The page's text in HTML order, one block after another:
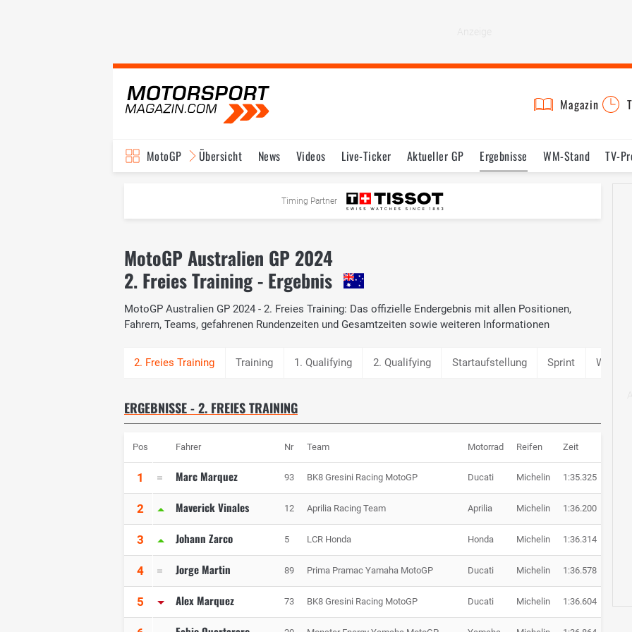
Magazin
MotoGP Übersicht News Videos Live-Ticker Aktueller GP Ergebnisse WM-Stand TV-
Testfahrten Reglement
Timing Partner
MotoGP Australien GP 2024
2. Freies Training - Ergebnis
MotoGP Australien GP 2024 - 2. Freies Training: Das offizielle Endergebnis mit allen Positionen,
Fahrern, Teams, gefahrenen Rundenzeiten und Gesamtzeiten sowie weiteren Informationen
Training 1. Qualifying 2. Qualifying Startaufstellung Sprint Warm
ERGEBNISSE - 2. FREIES TRAINING
Pos Fahrer Nr Team Motorrad Reifen Zeit
1 Marc Marquez 93 BK8 Gresini Racing MotoGP Ducati Michelin 1:35.325
2 Maverick Vinales 12 Aprilia Racing Team Aprilia Michelin 1:36.200
3 Johann Zarco 5 LCR Honda Honda Michelin 1:36.314
4 Jorge Martin 89 Prima Pramac Yamaha MotoGP Ducati Michelin 1:36.578
5 Alex Marquez 73 BK8 Gresini Racing MotoGP Ducati Michelin 1:36.604